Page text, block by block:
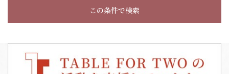
この条件で検索